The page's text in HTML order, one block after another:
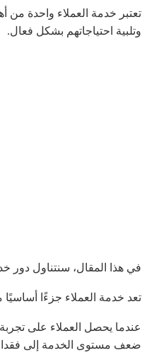
تعتبر خدمة العملاء واحدة
وتلبية احتياجاتهم بشكل فعال.
في هذا المقال، سنتناول دور
تعد خدمة العملاء جزءًا
عندما يحصل العملاء على
ضعف مستوى الخدمة إلى فقدان